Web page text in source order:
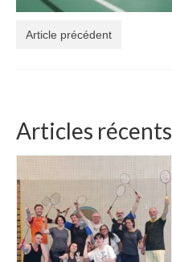
Article précédent
Articles récents